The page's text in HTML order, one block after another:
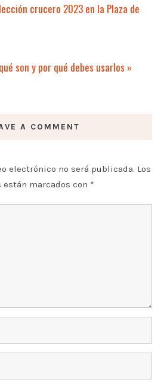
crucero 2023 en la Plaza de
son y por qué debes usarlos »
A COMMENT
electrónico no será publicada. Los
marcados con *